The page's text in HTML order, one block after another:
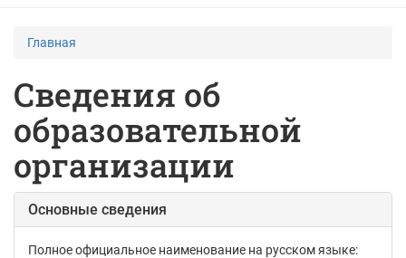
Главная
Сведения об
образовательной
организации
Основные сведения
Полное официальное наименование на русском языке: